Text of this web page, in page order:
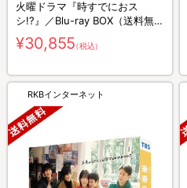
火曜ドラマ『時すでにおス
シ!?』／Blu-ray BOX（送料無
料・3枚組）
¥30,855（税込）
RKBインターネット